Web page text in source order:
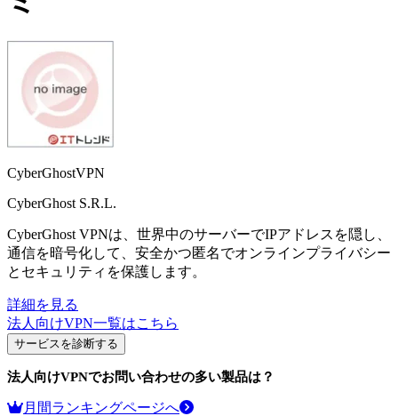
CyberGhostVPN
CyberGhost S.R.L.
CyberGhost VPNは、世界中のサーバーでIPアドレスを隠し、
通信を暗号化して、安全かつ匿名でオンラインプライバシー
とセキュリティを保護します。
詳細を見る
法人向けVPN一覧はこちら
サービスを診断する
法人向けVPNでお問い合わせの多い製品は？
月間ランキングページへ